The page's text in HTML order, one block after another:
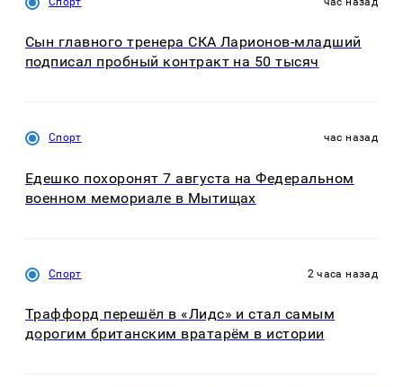
Сын главного тренера СКА Ларионов-младший
подписал пробный контракт на 50 тысяч
Спорт час назад
Едешко похоронят 7 августа на Федеральном
военном мемориале в Мытищах
Спорт 2 часа назад
Траффорд перешёл в «Лидс» и стал самым
дорогим британским вратарём в истории